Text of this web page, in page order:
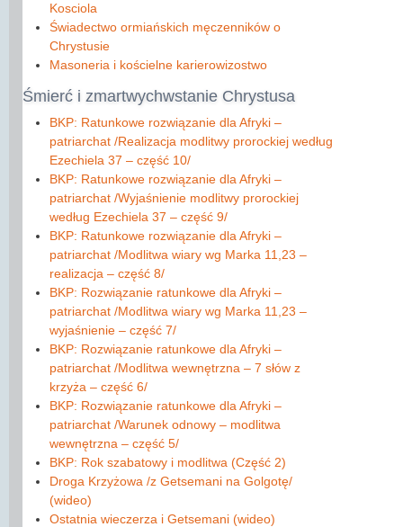
Kosciola
Świadectwo ormiańskich męczenników o
Chrystusie
Masoneria i kościelne karierowizostwo
Śmierć i zmartwychwstanie Chrystusa
BKP: Ratunkowe rozwiązanie dla Afryki –
patriarchat /Realizacja modlitwy prorockiej według
Ezechiela 37 – сzęść 10/
BKP: Ratunkowe rozwiązanie dla Afryki –
patriarchat /Wyjaśnienie modlitwy prorockiej
według Ezechiela 37 – część 9/
BKP: Ratunkowe rozwiązanie dla Afryki –
patriarchat /Modlitwa wiary wg Marka 11,23 –
realizacja – część 8/
BKP: Rozwiązanie ratunkowe dla Afryki –
patriarchat /Modlitwa wiary wg Marka 11,23 –
wyjaśnienie – część 7/
BKP: Rozwiązanie ratunkowe dla Afryki –
patriarchat /Modlitwa wewnętrzna – 7 słów z
krzyża – część 6/
BKP: Rozwiązanie ratunkowe dla Afryki –
patriarchat /Warunek odnowy – modlitwa
wewnętrzna – część 5/
BKP: Rok szabatowy i modlitwa (Część 2)
Droga Krzyżowa /z Getsemani na Golgotę/
(wideo)
Ostatnia wieczerza i Getsemani (wideo)